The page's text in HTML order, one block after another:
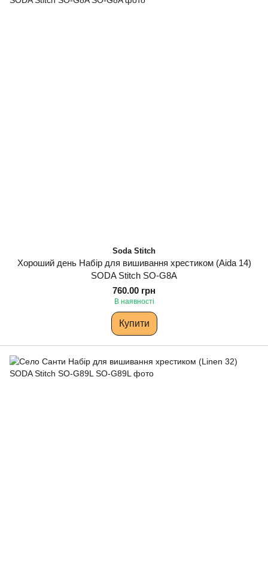
Soda Stitch
Хороший день Набір для вишивання хрестиком (Aida 14)
SODA Stitch SO-G8A
760.00 грн
В наявності
Купити